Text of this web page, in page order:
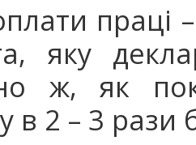
яку
ж, як
в 2 – 3 рази